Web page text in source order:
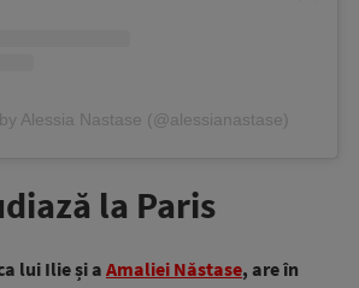
Alessia Nastase (@alessianastase)
la Paris
lui Ilie și a Amaliei Năstase, are în